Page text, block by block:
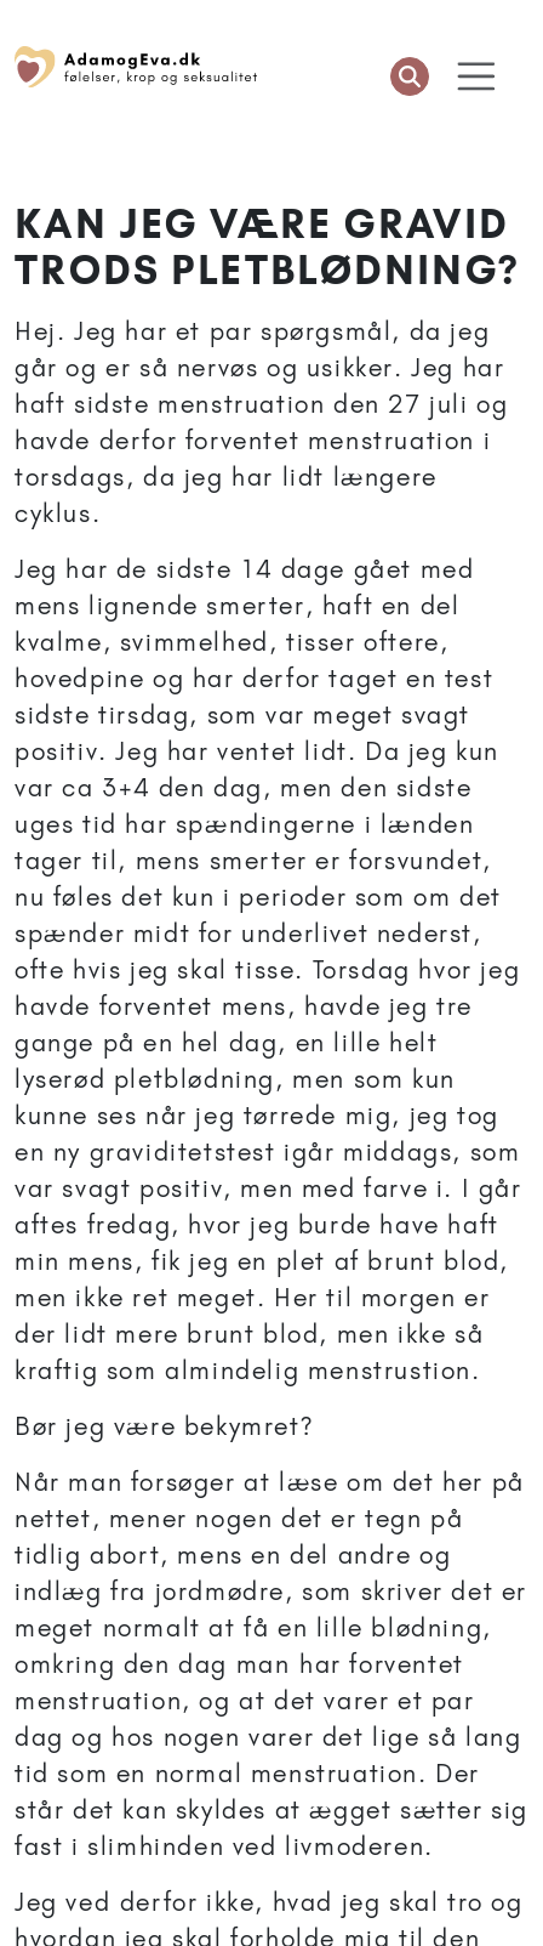
KAN JEG VÆRE GRAVID
TRODS PLETBLØDNING?
Hej. Jeg har et par spørgsmål, da jeg
går og er så nervøs og usikker. Jeg har
haft sidste menstruation den 27 juli og
havde derfor forventet menstruation i
torsdags, da jeg har lidt længere
cyklus.
Jeg har de sidste 14 dage gået med
mens lignende smerter, haft en del
kvalme, svimmelhed, tisser oftere,
hovedpine og har derfor taget en test
sidste tirsdag, som var meget svagt
positiv. Jeg har ventet lidt. Da jeg kun
var ca 3+4 den dag, men den sidste
uges tid har spændingerne i lænden
tager til, mens smerter er forsvundet,
nu føles det kun i perioder som om det
spænder midt for underlivet nederst,
ofte hvis jeg skal tisse. Torsdag hvor jeg
havde forventet mens, havde jeg tre
gange på en hel dag, en lille helt
lyserød pletblødning, men som kun
kunne ses når jeg tørrede mig, jeg tog
en ny graviditetstest igår middags, som
var svagt positiv, men med farve i. I går
aftes fredag, hvor jeg burde have haft
min mens, fik jeg en plet af brunt blod,
men ikke ret meget. Her til morgen er
der lidt mere brunt blod, men ikke så
kraftig som almindelig menstrustion.
Bør jeg være bekymret?
Når man forsøger at læse om det her på
nettet, mener nogen det er tegn på
tidlig abort, mens en del andre og
indlæg fra jordmødre, som skriver det er
meget normalt at få en lille blødning,
omkring den dag man har forventet
menstruation, og at det varer et par
dag og hos nogen varer det lige så lang
tid som en normal menstruation. Der
står det kan skyldes at ægget sætter sig
fast i slimhinden ved livmoderen.
Jeg ved derfor ikke, hvad jeg skal tro og
hvordan jeg skal forholde mig til den